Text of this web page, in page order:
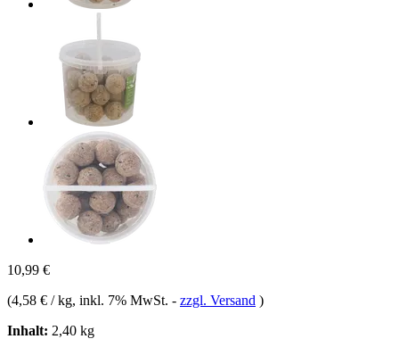
10,99 €
(4,58 € / kg, inkl. 7% MwSt. - zzgl. Versand )
Inhalt: 2,40 kg